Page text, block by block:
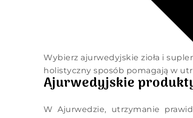
Wybierz ajurwedyjskie zioła i
holistyczny sposób pomagają w
Ajurwedyjskie
W Ajurwedzie, utrzymanie